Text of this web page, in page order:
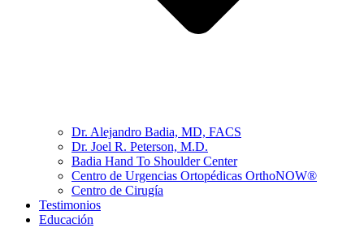
Dr. Alejandro Badia, MD, FACS
Dr. Joel R. Peterson, M.D.
Badia Hand To Shoulder Center
Centro de Urgencias Ortopédicas OrthoNOW®
Centro de Cirugía
Testimonios
Educación